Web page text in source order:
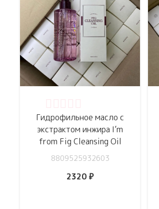
Гидрофильное масло с
экстрактом инжира I’m
from Fig Cleansing Oil
8809525932603
2320 ₽